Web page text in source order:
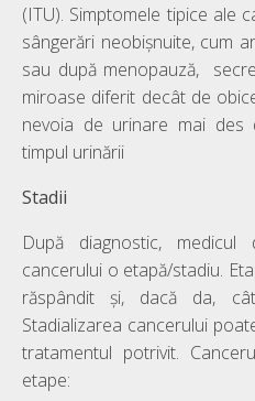
(ITU). Simptomele tipice ale
sângerări neobișnuite, cum
sau după menopauză,
miroase diferit decât de
nevoia de urinare mai
timpul urinării
Stadii
După diagnostic, medicul
cancerului o etapă/stadiu.
răspândit și, dacă da,
Stadializarea cancerului
tratamentul potrivit.
etape: